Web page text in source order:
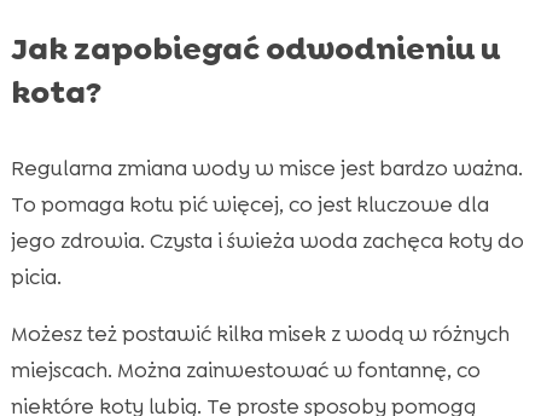
Jak zapobiegać odwodnieniu u
kota?
Regularna zmiana wody w misce jest bardzo ważna.
To pomaga kotu pić więcej, co jest kluczowe dla
jego zdrowia. Czysta i świeża woda zachęca koty do
picia.
Możesz też postawić kilka misek z wodą w różnych
miejscach. Można zainwestować w fontannę, co
niektóre koty lubią. Te proste sposoby pomogą